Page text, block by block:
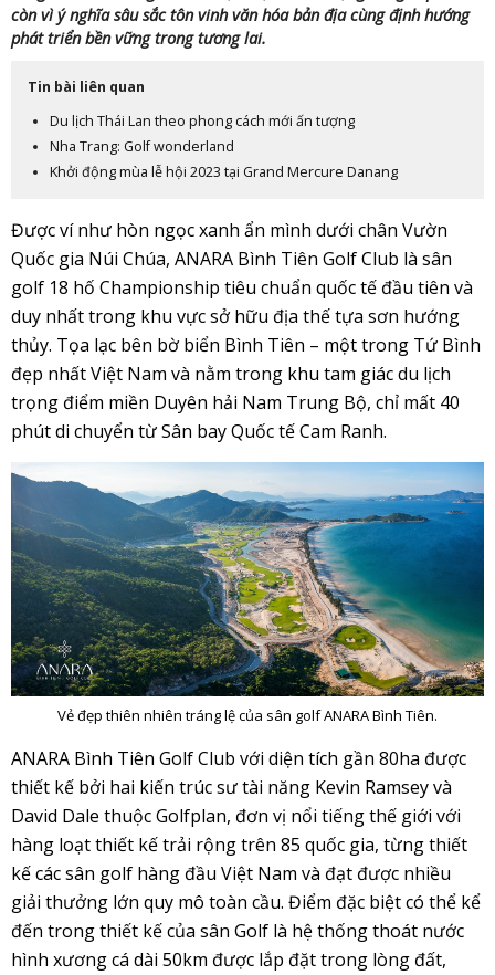
còn vì ý nghĩa sâu sắc tôn vinh văn hóa bản địa cùng định hướng
phát triển bền vững trong tương lai.
Tin bài liên quan
Du lịch Thái Lan theo phong cách mới ấn tượng
Nha Trang: Golf wonderland
Khởi động mùa lễ hội 2023 tại Grand Mercure Danang
Được ví như hòn ngọc xanh ẩn mình dưới chân Vườn
Quốc gia Núi Chúa, ANARA Bình Tiên Golf Club là sân
golf 18 hố Championship tiêu chuẩn quốc tế đầu tiên và
duy nhất trong khu vực sở hữu địa thế tựa sơn hướng
thủy. Tọa lạc bên bờ biển Bình Tiên – một trong Tứ Bình
đẹp nhất Việt Nam và nằm trong khu tam giác du lịch
trọng điểm miền Duyên hải Nam Trung Bộ, chỉ mất 40
phút di chuyển từ Sân bay Quốc tế Cam Ranh.
Vẻ đẹp thiên nhiên tráng lệ của sân golf ANARA Bình Tiên.
ANARA Bình Tiên Golf Club với diện tích gần 80ha được
thiết kế bởi hai kiến trúc sư tài năng Kevin Ramsey và
David Dale thuộc Golfplan, đơn vị nổi tiếng thế giới với
hàng loạt thiết kế trải rộng trên 85 quốc gia, từng thiết
kế các sân golf hàng đầu Việt Nam và đạt được nhiều
giải thưởng lớn quy mô toàn cầu. Điểm đặc biệt có thể kể
đến trong thiết kế của sân Golf là hệ thống thoát nước
hình xương cá dài 50km được lắp đặt trong lòng đất,